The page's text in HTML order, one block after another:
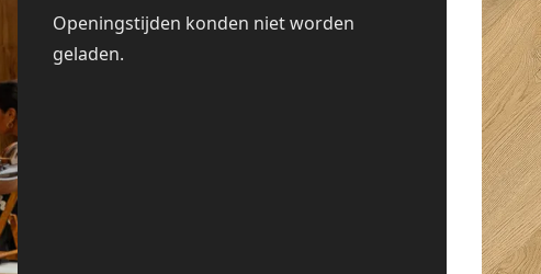
Openingstijden konden niet worden
geladen.